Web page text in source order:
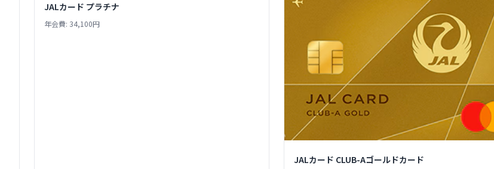
JALカード プラチナ
年会費: 34,100円
JALカード CLUB-Aゴールドカード